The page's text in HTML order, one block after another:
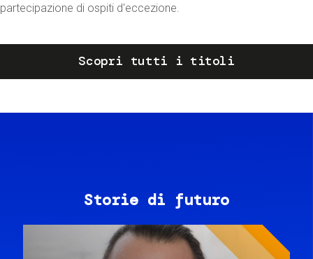
partecipazione di ospiti d'eccezione.
Scopri tutti i titoli
Storie di futuro